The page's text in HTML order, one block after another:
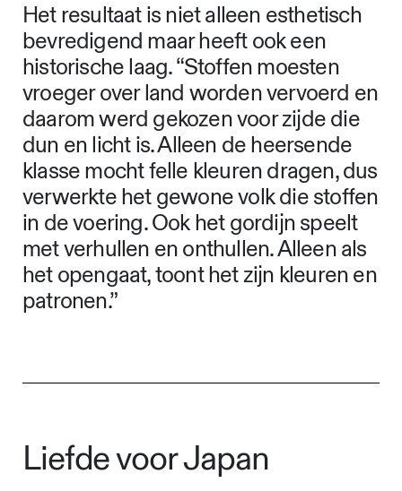
Het resultaat is niet alleen esthetisch
bevredigend maar heeft ook een
historische laag. “Stoffen moesten
vroeger over land worden vervoerd en
daarom werd gekozen voor zijde die
dun en licht is. Alleen de heersende
klasse mocht felle kleuren dragen, dus
verwerkte het gewone volk die stoffen
in de voering. Ook het gordijn speelt
met verhullen en onthullen. Alleen als
het opengaat, toont het zijn kleuren en
patronen.”
Liefde voor Japan